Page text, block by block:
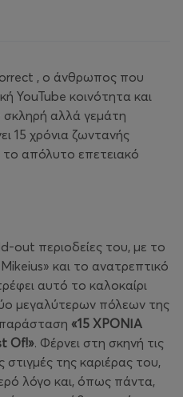
, ο άνθρωπος που
YouTube κοινότητα και
σκληρή αλλά γεμάτη
15 χρόνια ζωντανής
το απόλυτο επετειακό
out περιοδείες του, με το
και το ανατρεπτικό
αυτό το καλοκαίρι
μεγαλύτερων πόλεων της
«15 ΧΡΟΝΙΑ
Of!». Φέρνει στη σκηνή τις
στιγμές της καριέρας του,
λόγο και, όπως πάντα,